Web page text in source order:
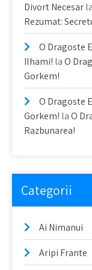
Divort Necesarla
Rezumat:
O Dragoste
Ilhami! laO
Gorkem!
O Dragoste
Gorkem! laO
Razbunarea!
Categorii
Ai Nimanui
Aripi Frante